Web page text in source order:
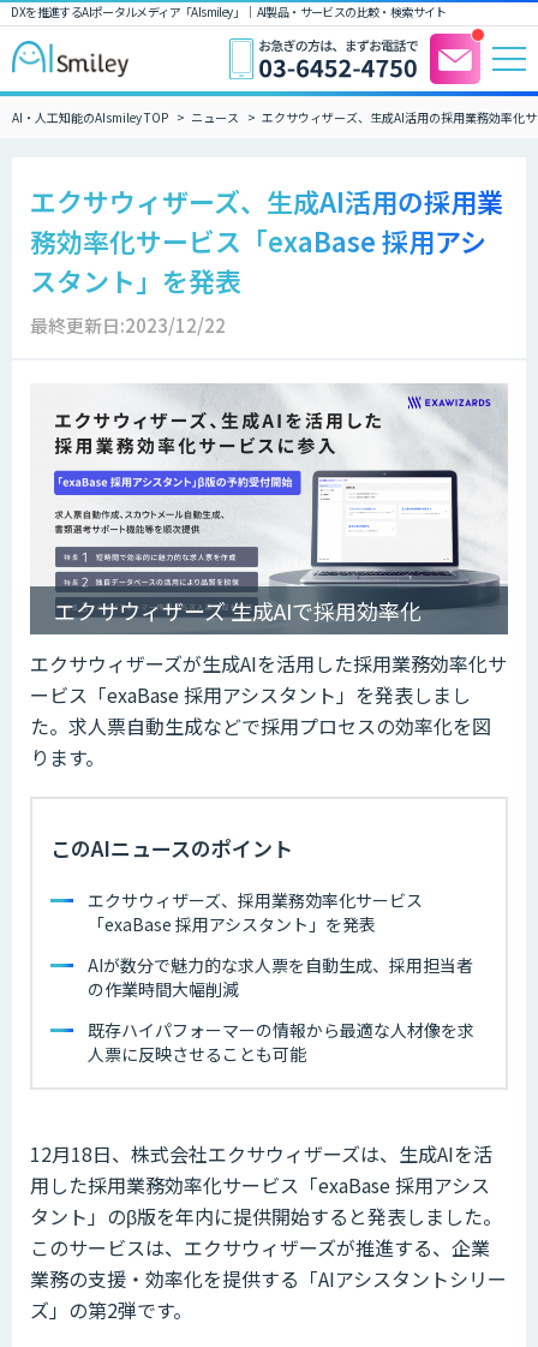
DXを推進するAIポータルメディア「AIsmiley」｜ AI製品・サービスの比較・検索サイト
AI・人工知能のAIsmiley TOP ニュース エクサウィザーズ、生成AI活用の採用業務効率化
エクサウィザーズ、生成AI活用の採用業
務効率化サービス「exaBase 採用アシ
スタント」を発表
最終更新日:2023/12/22
エクサウィザーズ 生成AIで採用効率化
エクサウィザーズが生成AIを活用した採用業務効率化サ
ービス「exaBase 採用アシスタント」を発表しまし
た。求人票自動生成などで採用プロセスの効率化を図
ります。
このAIニュースのポイント
エクサウィザーズ、採用業務効率化サービス
「exaBase 採用アシスタント」を発表
AIが数分で魅力的な求人票を自動生成、採用担当者
の作業時間大幅削減
既存ハイパフォーマーの情報から最適な人材像を求
人票に反映させることも可能
12月18日、株式会社エクサウィザーズは、生成AIを活
用した採用業務効率化サービス「exaBase 採用アシス
タント」のβ版を年内に提供開始すると発表しました。
このサービスは、エクサウィザーズが推進する、企業
業務の支援・効率化を提供する「AIアシスタントシリー
ズ」の第2弾です。